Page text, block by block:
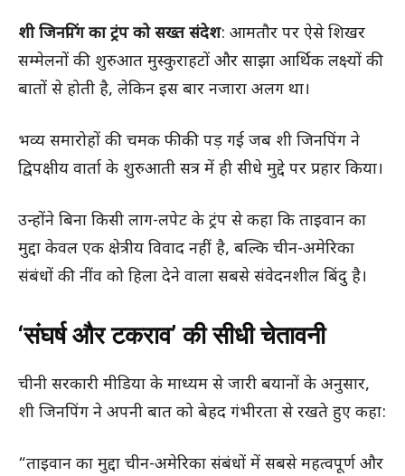
शी जिनपिंग का ट्रंप को सख्त संदेश: आमतौर पर ऐसे शिखर
सम्मेलनों की शुरुआत मुस्कुराहटों और साझा आर्थिक लक्ष्यों की
बातों से होती है, लेकिन इस बार नजारा अलग था।
भव्य समारोहों की चमक फीकी पड़ गई जब शी जिनपिंग ने
द्विपक्षीय वार्ता के शुरुआती सत्र में ही सीधे मुद्दे पर प्रहार किया।
उन्होंने बिना किसी लाग-लपेट के ट्रंप से कहा कि ताइवान का
मुद्दा केवल एक क्षेत्रीय विवाद नहीं है, बल्कि चीन-अमेरिका
संबंधों की नींव को हिला देने वाला सबसे संवेदनशील बिंदु है।
‘संघर्ष और टकराव’ की सीधी चेतावनी
चीनी सरकारी मीडिया के माध्यम से जारी बयानों के अनुसार,
शी जिनपिंग ने अपनी बात को बेहद गंभीरता से रखते हुए कहा:
“ताइवान का मुद्दा चीन-अमेरिका संबंधों में सबसे महत्वपूर्ण और